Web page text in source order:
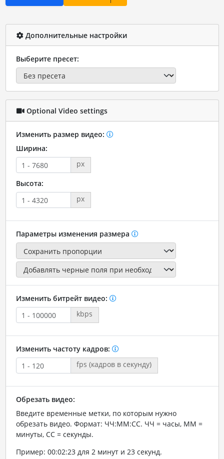
Дополнительные настройки
Выберите пресет:
Optional Video settings
Изменить размер видео:
Ширина:
px
Высота:
px
Параметры изменения размера
Изменить битрейт видео:
kbps
Изменить частоту кадров:
fps (кадров в секунду)
Обрезать видео:
Введите временные метки, по которым нужно
обрезать видео. Формат: ЧЧ:ММ:СС. ЧЧ = часы, ММ =
минуты, СС = секунды.
Пример: 00:02:23 для 2 минут и 23 секунд.